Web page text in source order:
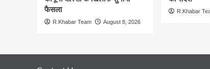
फैसला
R.Khabar Team August 8, 2026
R.Khabar